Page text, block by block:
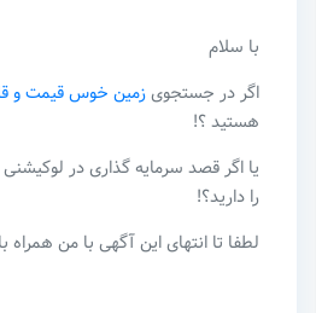
با سلام
اگر در جستجویزمین خوس قیمت و
هستید ؟!
یا اگر قصد سرمایه گذاری در
را دارید؟!
لطفا تا انتهای این آگهی با من همراه